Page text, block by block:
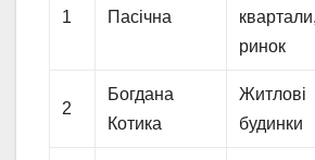
1 Пасічна
квартали,
ринок
2
Богдана
Котика
Житлові
будинки